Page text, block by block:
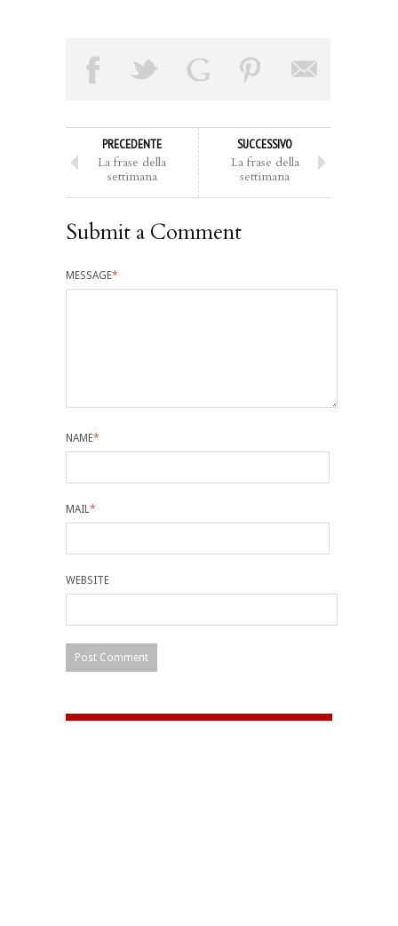
PRECEDENTE
La frase della
settimana
SUCCESSIVO
La frase della
settimana
Submit a Comment
MESSAGE*
NAME*
MAIL*
WEBSITE